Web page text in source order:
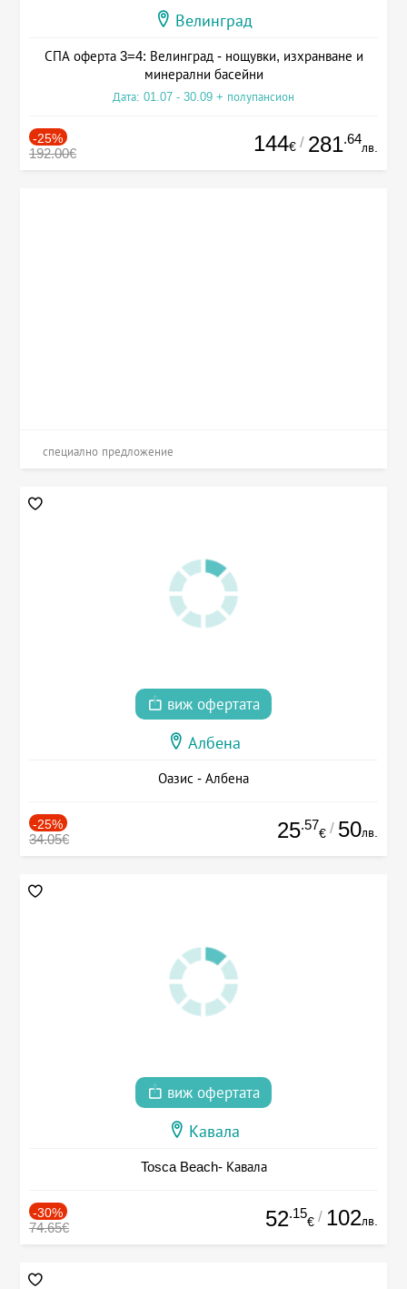
Велинград
СПА оферта 3=4: Велинград - нощувки, изхранване и
минерални басейни
Дата: 01.07 - 30.09 + полупансион
-25%
192.00€ 144€ / 281.64
лв.
специално предложение
виж офертата
Албена
Оазис - Албена
-25%
34.05€ 25.57
€ / 50лв.
виж офертата
Кавала
Tosca Beach- Кавала
-30%
74.65€ 52.15
€ / 102лв.